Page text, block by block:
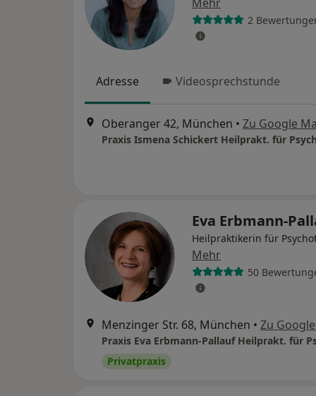
2
Adresse Videosprechstunde
Oberanger 42, München • Zu Google
Eva Erbmann-
Heilpraktikerin für
Mehr
50
Menzinger Str. 68, München • Zu
Privatpraxis